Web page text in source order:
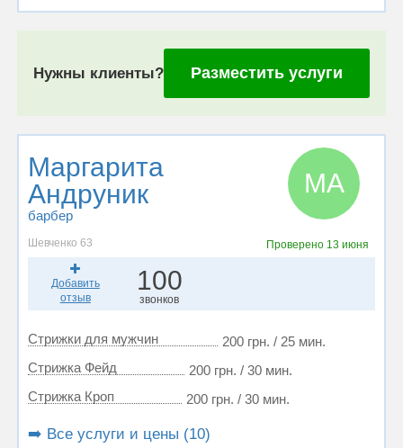
Нужны клиенты? Разместить услуги
Маргарита
Андруник
барбер
МА
Шевченко 63 Проверено 13 июня
Добавить
отзыв
100
звонков
Стрижки для мужчин
200 грн. / 25 мин.
Стрижка Фейд
200 грн. / 30 мин.
Стрижка Кроп
200 грн. / 30 мин.
➡️ Все услуги и цены (10)